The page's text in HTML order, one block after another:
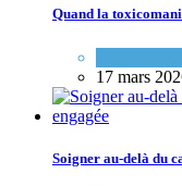
Quand la
17 mars
Soigner au-delà du